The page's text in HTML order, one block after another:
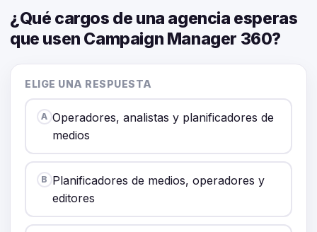
¿Qué cargos de una agencia esperas
que usen Campaign Manager 360?
ELIGE UNA RESPUESTA
A Operadores, analistas y planificadores de
medios
B Planificadores de medios, operadores y
editores